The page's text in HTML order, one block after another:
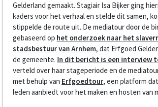
Gelderland gemaakt. Stagiair Isa Bijker ging
kaders voor het verhaal en stelde dit samen,
stippelde de route uit. De mediatour door de
gebaseerd op het onderzoek naar het
stadsbestuur van Arnhem, dat Erfgoed
de gemeente. In dit bericht is een interview
verteld over haar stageperiode en de
met behulp van Erfgoedtour, een platform
leden aanbiedt voor het maken en hosten van